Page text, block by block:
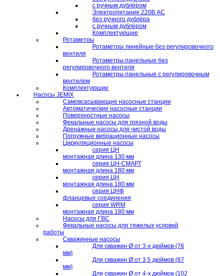
с ручным дублёром
Электропитание 220В AC
без ручного дублёра
с ручным дублёром
Комплектующие
Ротаметры
Ротаметры линейные без регулировочного
вентиля
Ротаметры панельные без
регулировочного вентиля
Ротаметры панельные с регулировочным
вентилем
Комплектующие
Насосы JEMIX
Самовсасывающие насосные станции
Автоматические насосные станции
Поверхностные насосы
Фекальные насосы для грязной воды
Дренажные насосы для чистой воды
Погружные вибрационные насосы
Циркуляционные насосы
серия ЦН
монтажная длина 130 мм
серия ЦН-СМАРТ
монтажная длина 180 мм
серия ЦН
монтажная длина 180 мм
серия ЦНФ
фланцевые соединения
серия WRM
монтажная длина 180 мм
Насосы для ГВС
Фекальные насосы для тяжелых условий
работы
Скважинные насосы
Для скважин Ø от 3-х дюймов (76
мм)
Для скважин Ø от 3,5 дюймов (87
мм)
Для скважин Ø от 4-х дюймов (102